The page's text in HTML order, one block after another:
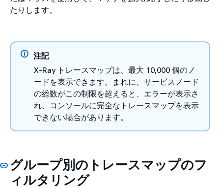
たりします。
注記
X-Ray トレースマップは、最大 10,000 個のノ
ードを表示できます。まれに、サービスノード
の総数がこの制限を超えると、エラーが表示さ
れ、コンソールに完全なトレースマップを表示
できない場合があります。
グループ別のトレースマップのフ
ィルタリング